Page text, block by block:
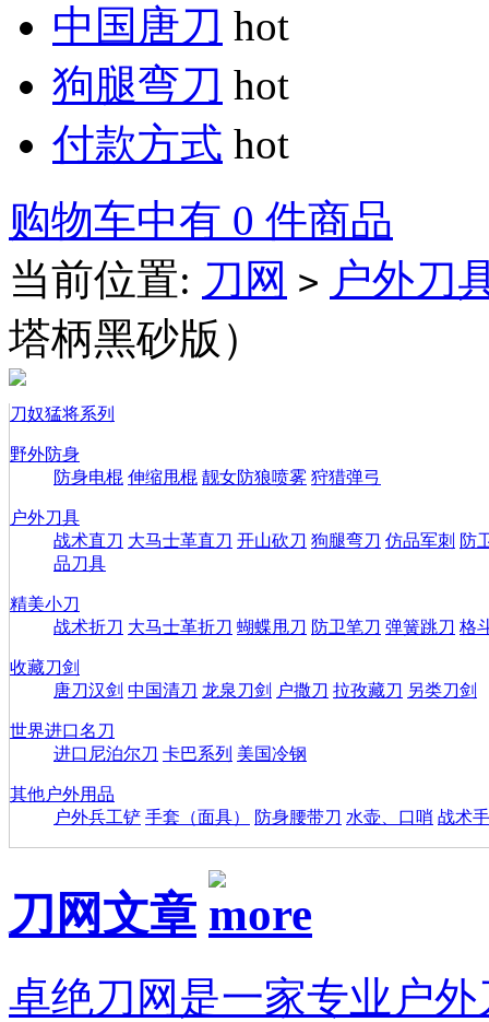
中国唐刀 hot
狗腿弯刀 hot
付款方式 hot
购物车中有 0 件商品
当前位置: 刀网 > 户外刀
塔柄黑砂版）
刀奴猛将系列
野外防身
防身电棍 伸缩甩棍 靓女防狼喷雾 狩猎弹弓
户外刀具
战术直刀 大马士革直刀 开山砍刀 狗腿弯刀 仿品军刺 防
品刀具
精美小刀
战术折刀 大马士革折刀 蝴蝶甩刀 防卫笔刀 弹簧跳刀 格
收藏刀剑
唐刀汉剑 中国清刀 龙泉刀剑 户撒刀 拉孜藏刀 另类刀剑
世界进口名刀
进口尼泊尔刀 卡巴系列 美国冷钢
其他户外用品
户外兵工铲 手套（面具） 防身腰带刀 水壶、口哨 战术
刀网文章
卓绝刀网是一家专业户